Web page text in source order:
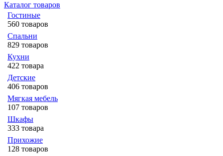
Каталог товаров
Гостиные
560 товаров
Спальни
829 товаров
Кухни
422 товара
Детские
406 товаров
Мягкая мебель
107 товаров
Шкафы
333 товара
Прихожие
128 товаров